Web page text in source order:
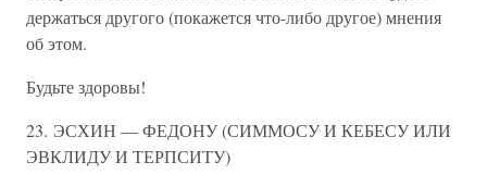
держаться другого (покажется что-либо другое) мнения
об этом.
Будьте здоровы!
23. ЭСХИН — ФЕДОНУ (СИММОСУ И КЕБЕСУ ИЛИ
ЭВКЛИДУ И ТЕРПСИТУ)